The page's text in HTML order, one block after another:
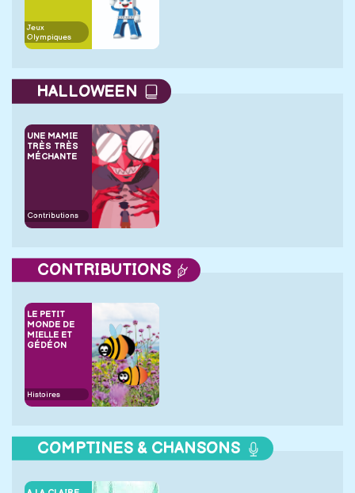
Jeux
Olympiques
HALLOWEEN
UNE MAMIE
TRÈS TRÈS
MÉCHANTE
Contributions
CONTRIBUTIONS
LE PETIT
MONDE DE
MIELLE ET
GÉDÉON
Histoires
COMPTINES & CHANSONS